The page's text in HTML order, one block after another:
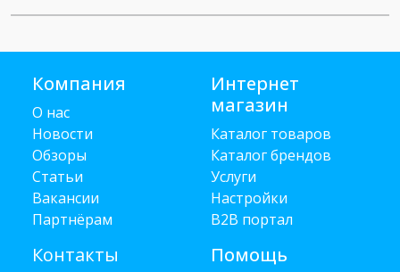
Компания
О нас
Новости
Обзоры
Статьи
Вакансии
Партнёрам
Контакты
Интернет
магазин
Каталог товаров
Каталог брендов
Услуги
Настройки
B2B портал
Помощь